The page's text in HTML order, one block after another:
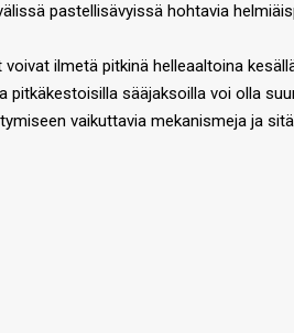
pastellisävyissä hohtavia
ilmetä pitkinä helleaaltoina
pitkäkestoisilla sääjaksoilla voi olla
vaikuttavia mekanismeja ja